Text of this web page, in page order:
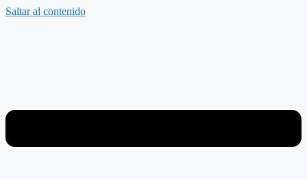
Saltar al contenido